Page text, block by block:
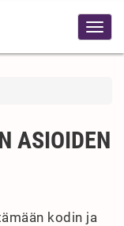
ASIOIDEN
kodin ja